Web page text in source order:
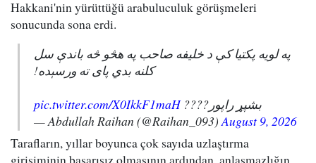
Hakkani'nin yürüttüğü arabuluculuk görüşmeleri
sonucunda sona erdi.
په لویه پکتیا کې د خلیفه صاحب په هڅو څه باندې سل
کلنه بدي پای ته ورسېده!
بشپړ راپور????pic.twitter.com/X0IkkF1maH
— Abdullah Raihan (@Raihan_093) August 9, 2026
Tarafların, yıllar boyunca çok sayıda uzlaştırma
girişiminin başarısız olmasının ardından, anlaşmazlığın